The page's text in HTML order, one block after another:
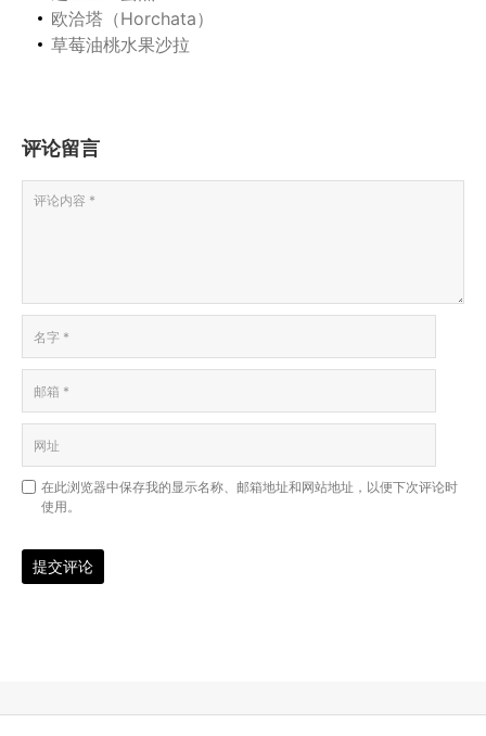
欧洽塔（Horchata）
草莓油桃水果沙拉
评论留言
在此浏览器中保存我的显示名称、邮箱地址和网站地址，以便下次评论时
使用。
提交评论